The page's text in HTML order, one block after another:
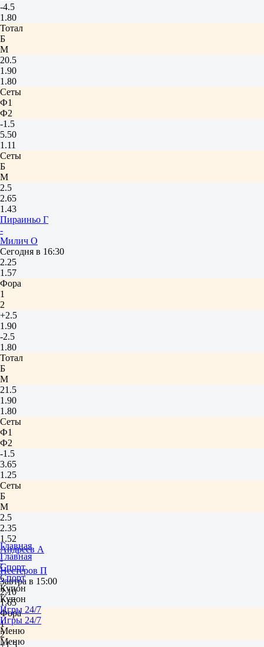
-4.5
1.80
Тотал
Б
М
20.5
1.90
1.80
Сеты
Ф1
Ф2
-1.5
5.50
1.11
Сеты
Б
М
2.5
2.65
1.43
Пираиньо Г
-
Милич О
Сегодня в 16:30
2.25
1.57
Фора
1
2
+2.5
1.90
-2.5
1.80
Тотал
Б
М
21.5
1.90
1.80
Сеты
Ф1
Ф2
-1.5
3.65
1.25
Сеты
Б
М
2.5
2.35
1.52
Андреев А
-
Нестеров П
Завтра в 15:00
2.10
1.65
Фора
1
2
+1.5
Главная
Главная
Спорт
Спорт
Купон
Купон
Игры 24/7
Игры 24/7
Меню
Меню